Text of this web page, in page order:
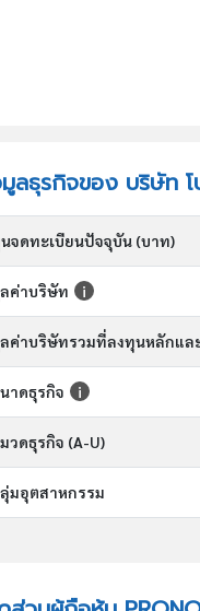
ลธุรกิจของ บริษัท
จดทะเบียนปัจจุบัน (บาท)
ค่าบริษัท
ค่าบริษัทรวมที่ลงทุนหลักแล
าดธุรกิจ
วดธุรกิจ (A-U)
มอุตสาหกรรม